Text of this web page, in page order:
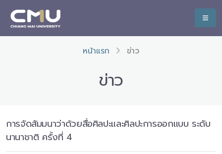
หน้าแรก ข่าว
ข่าว
การจัดสัมมนาว่าด้วยสื่อศิลปะและศิลปะการออกแบบ ระดับ
นานาชาติ ครั้งที่ 4